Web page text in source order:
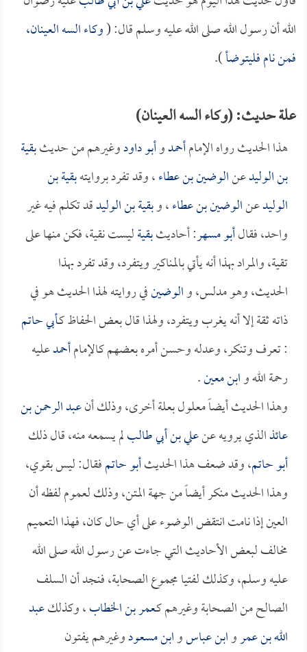
الله أن رسول الله صلى الله عليه وسلم قال: (وكاء السه العينان،
فمن نام فليتوضأ).
علة حديث: (وكاء السه العينان)
هذا الحديث رواه الإمامأحمدوأبو داودوغيرهم من حديثبقية
بن الوليدعنالوضين بن عطاء، وقد تفرد بروايتهبقية بن
الوليدعنالوضين بن عطاء، وبقية بن الوليدقد تكلم فيه غير
واحد، فقالأبو مسهر: أحاديثبقيةليست نقية، فكن منها على
تقية، والمراد بهذا أنه يأتي بالمناكير ويتفرد، وقد تفرد بهذا
الحديث، وهو مدلس، والوضينفي روايته لهذا الحديث هو في
ذاته ثقة إلا أنه يغرب ويتفرد، ولهذا قال بعض الحفاظ كـأبي حاتم
: تعرف وتنكر، وعدله وحسن أمره بعضهم كالإمامأحمدعليه
رحمة الله وابن معين.
وهذا الحديث أيضاً معلول بعلة أخرى، وذلك أنعبد الرحمن بن
عائذالذي يرويه عنعلي بن أبي طالبلم يسمعه منه، قال ذلك
أبو حاتم، وقد ضعف هذا الحديثأبو حاتمفقال: ليس بقوي،
وهذا الحديث منكر أيضاً من جهة المتن، وذلك لعموم لفظه أن
العين إذا نامت انتقض الوضوء على أي حال كان، فهذا التعميم
مخالف لبعض الأحاديث التي جاءت عن رسول الله صلى الله
عليه وسلم، وكذلك لفتيا مجموع الصحابة، فنجد أن السلف
الصالح من الصحابة وغيرهم كـعمر بن الخطاب، وكذلكعبد
الله بن عمروابن عباسوابن مسعودوغيرهم يفتون